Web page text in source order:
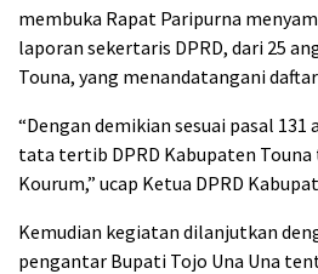
membuka Rapat Paripurna
laporan sekertaris DPRD, dari 25
Touna, yang menandatangani
“Dengan demikian sesuai pasal
tata tertib DPRD Kabupaten
Kourum,” ucap Ketua DPRD
Kemudian kegiatan dilanjutkan
pengantar Bupati Tojo Una Una